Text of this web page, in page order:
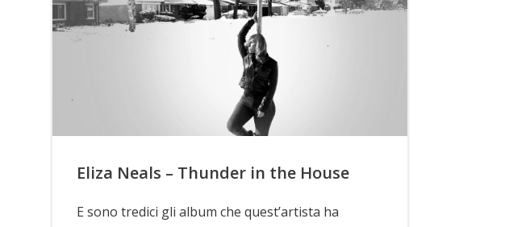
Eliza Neals – Thunder in the House
E sono tredici gli album che quest’artista ha